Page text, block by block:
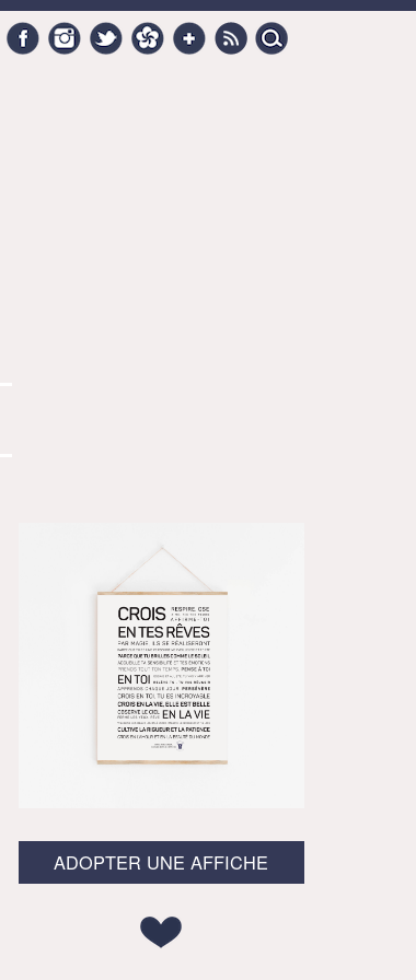
Search
for:
FacebookInstagramTwitter HellocotonGoogle +
RSS
ADOPTER UNE AFFICHE